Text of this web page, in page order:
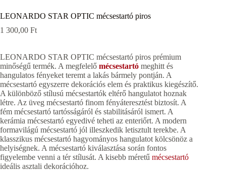
LEONARDO STAR OPTIC mécsestartó piros
1 300,00 Ft
LEONARDO STAR OPTIC mécsestartó piros prémium
minőségű termék. A megfelelő mécsestartó meghitt és
hangulatos fényeket teremt a lakás bármely pontján. A
mécsestartó egyszerre dekorációs elem és praktikus kiegészítő.
A különböző stílusú mécsestartók eltérő hangulatot hoznak
létre. Az üveg mécsestartó finom fényáteresztést biztosít. A
fém mécsestartó tartósságáról és stabilitásáról ismert. A
kerámia mécsestartó egyedivé teheti az enteriőrt. A modern
formavilágú mécsestartó jól illeszkedik letisztult terekbe. A
klasszikus mécsestartó hagyományos hangulatot kölcsönöz a
helyiségnek. A mécsestartó kiválasztása során fontos
figyelembe venni a tér stílusát. A kisebb méretű mécsestartó
ideális asztali dekorációhoz.